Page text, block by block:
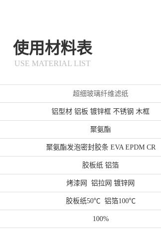
使用材料表
USE MATERIAL LIST
超细玻璃纤维滤纸
铝型材 铝板 镀锌框 不锈钢 木框
聚氨酯
聚氨酯发泡密封胶条 EVA EPDM CR
胶板纸 铝箔
烤漆网 铝拉网 镀锌网
胶板纸50℃ 铝箔100℃
100%